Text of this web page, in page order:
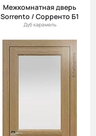
Межкомнатная дверь
Sorrento / Сорренто Б1
Дуб карамель